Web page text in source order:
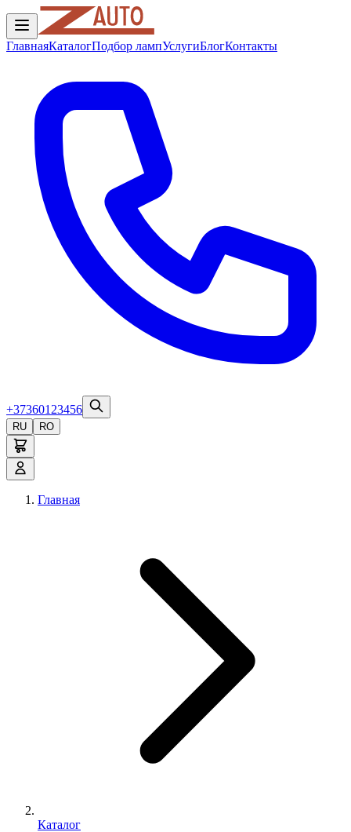
ГлавнаяКаталогПодбор лампУслугиБлогКонтакты
+37360123456
RU RO
Главная
Каталог